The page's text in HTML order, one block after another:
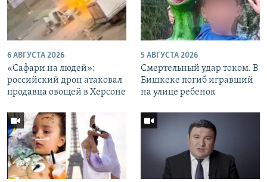
6 АВГУСТА 2026
«Cафари на людей»:
российский дрон атаковал
продавца овощей в Херсоне
5 АВГУСТА 2026
Смертельный удар током. В
Бишкеке погиб игравший
на улице ребенок